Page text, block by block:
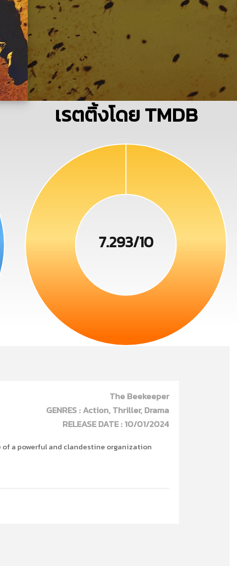
เรตติ้งโดย TMDB
7.293/10
The Beekeeper
GENRES : Action, Thriller, Drama
RELEASE DATE : 10/01/2024
of a powerful and clandestine organization